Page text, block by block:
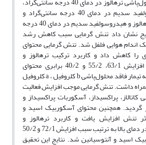
محلول‌پاشی هیدروسولفید سدیم در دمای 40 درجه سانتی‌گراد و
محلول‌پاشی ترکیبی ترهالوز و هیدروسولفید سدیم در دمای 40 درجه
نشان داد تنش گرمایی سبب کاهش رشد
هوایی فلفل شد. تنش گرمایی محتوای
را کاهش داد و کاربرد ترکیب ترهالوز و
هیدروسولفید سدیم افزایش 63/1، 55/2 و 40/2 برابری محتوای
کلروفیل a ، کلروفیل b و کاروتنوئید را نسبت به تیمار فاقد محلول‌پاشی
به همراه داشت. تنش گرمایی موجب افزایش فعالیت
کاتالاز، پراکسیداز، آسکوربات پراکسیداز و
گردید. همچنین محتوای آسکوربیک اسید و
تنش افزایش یافت و کاربرد ترهالوز و
هیدروسولفید سدیم در دمای بالا به ترتیب سبب افزایش 72/1 و 50/2
اسید و آنتوسیانین شد. نتایج این تحقیق